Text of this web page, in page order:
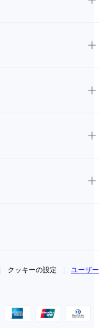
クッキーの設定
ユーザ